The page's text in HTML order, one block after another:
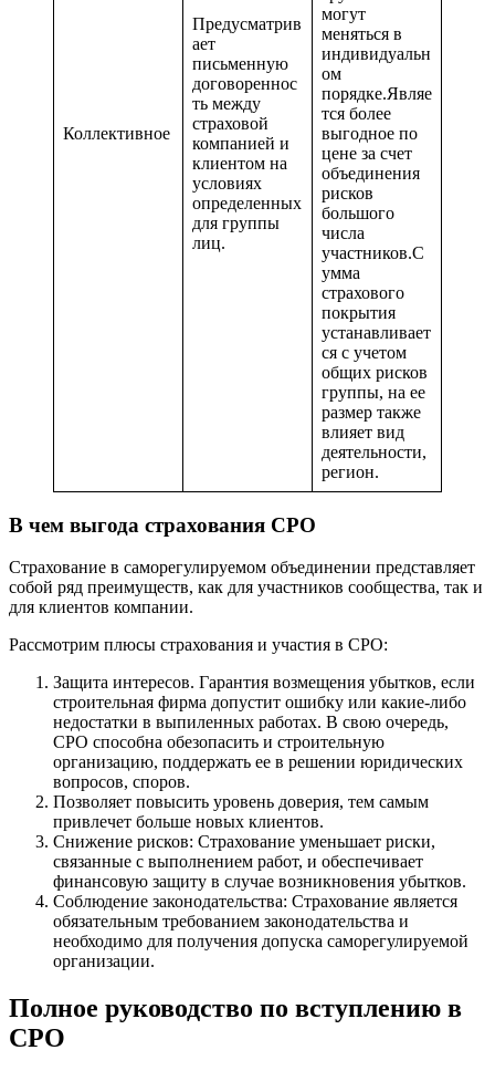
Коллективное
Предусматрив
ает
письменную
договореннос
ть между
страховой
компанией и
клиентом на
условиях
определенных
для группы
лиц.
могут
меняться в
индивидуальн
ом
порядке.Являе
тся более
выгодное по
цене за счет
объединения
рисков
большого
числа
участников.С
умма
страхового
покрытия
устанавливает
ся с учетом
общих рисков
группы, на ее
размер также
влияет вид
деятельности,
регион.
В чем выгода страхования СРО
Страхование в саморегулируемом объединении представляет
собой ряд преимуществ, как для участников сообщества, так и
для клиентов компании.
Рассмотрим плюсы страхования и участия в СРО:
Защита интересов. Гарантия возмещения убытков, если
строительная фирма допустит ошибку или какие-либо
недостатки в выпиленных работах. В свою очередь,
СРО способна обезопасить и строительную
организацию, поддержать ее в решении юридических
вопросов, споров.
Позволяет повысить уровень доверия, тем самым
привлечет больше новых клиентов.
Снижение рисков: Страхование уменьшает риски,
связанные с выполнением работ, и обеспечивает
финансовую защиту в случае возникновения убытков.
Соблюдение законодательства: Страхование является
обязательным требованием законодательства и
необходимо для получения допуска саморегулируемой
организации.
Полное руководство по вступлению в
СРО